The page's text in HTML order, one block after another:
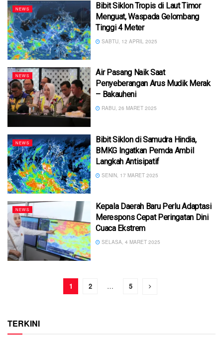
NEWS
Bibit Siklon Tropis di Laut Timor
Menguat, Waspada Gelombang
Tinggi 4 Meter
SABTU, 12 APRIL 2025
NEWS
Air Pasang Naik Saat
Penyeberangan Arus Mudik Merak
– Bakauheni
RABU, 26 MARET 2025
NEWS
Bibit Siklon di Samudra Hindia,
BMKG Ingatkan Pemda Ambil
Langkah Antisipatif
SENIN, 17 MARET 2025
NEWS
Kepala Daerah Baru Perlu Adaptasi
Merespons Cepat Peringatan Dini
Cuaca Ekstrem
SELASA, 4 MARET 2025
1 2 … 5
TERKINI